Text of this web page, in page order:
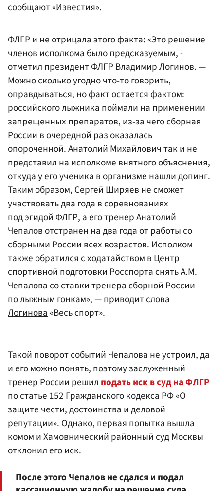
сообщают «Известия».
ФЛГР и не отрицала этого факта: «Это решение
членов исполкома было предсказуемым, -
отметил президент ФЛГР Владимир Логинов. —
Можно сколько угодно что-то говорить,
оправдываться, но факт остается фактом:
российского лыжника поймали на применении
запрещенных препаратов, из-за чего сборная
России в очередной раз оказалась
опороченной. Анатолий Михайлович так и не
представил на исполкоме внятного объяснения,
откуда у его ученика в организме нашли допинг.
Таким образом, Сергей Ширяев не сможет
участвовать два года в соревнованиях
под эгидой ФЛГР, а его тренер Анатолий
Чепалов отстранен на два года от работы со
сборными России всех возрастов. Исполком
также обратился с ходатайством в Центр
спортивной подготовки Росспорта снять А.М.
Чепалова со ставки тренера сборной России
по лыжным гонкам», — приводит слова
Логинова«Весь спорт».
Такой поворот событий Чепалова не устроил, да
и его можно понять, поэтому заслуженный
тренер России решилподать иск в суд на ФЛГР
по статье 152 Гражданского кодекса РФ «О
защите чести, достоинства и деловой
репутации». Однако, первая попытка вышла
комом и Хамовнический районный суд Москвы
отклонил его иск.
После этого Чепалов не сдался и подал